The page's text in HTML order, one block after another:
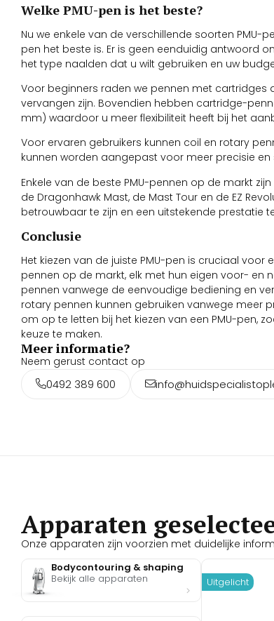
Welke PMU-pen is het beste?
Nu we enkele van de verschillende soorten PMU-
pen het beste is. Er is geen eenduidig antwoord
het type naalden dat u wilt gebruiken en uw
Voor beginners raden we pennen met
vervangen zijn. Bovendien hebben cartridge-
mm) waardoor u meer flexibiliteit heeft bij het
Voor ervaren gebruikers kunnen coil en rotary
kunnen worden aangepast voor meer precisie en
Enkele van de beste PMU-pennen op de markt
de Dragonhawk Mast, de Mast Tour en de EZ
betrouwbaar te zijn en een uitstekende prestatie
Conclusie
Het kiezen van de juiste PMU-pen is cruciaal
pennen op de markt, elk met hun eigen voor- en
pennen vanwege de eenvoudige bediening en
rotary pennen kunnen gebruiken vanwege meer
om op te letten bij het kiezen van een PMU-pen,
keuze te maken.
Meer informatie?
Neem gerust contact op
0492 389 600
Apparaten
Onze apparaten zijn voorzien met duidelijke
Bodycontouring & shaping
Bekijk alle apparaten
Uitgelicht